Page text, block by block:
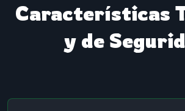
Características
y de